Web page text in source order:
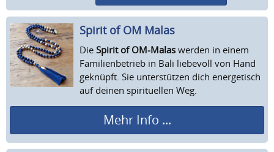
Spirit of OM Malas
Die Spirit of OM-Malas werden in einem
Familienbetrieb in Bali liebevoll von Hand
geknüpft. Sie unterstützen dich energetisch
auf deinen spirituellen Weg.
Mehr Info ...